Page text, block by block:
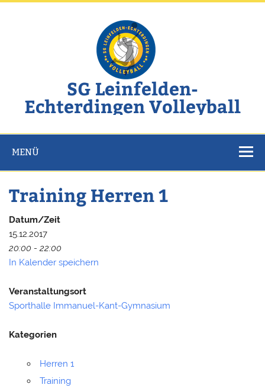
Zum
SG Leinfelden-
Echterdingen Volleyball
MENÜ
Training Herren 1
Datum/Zeit
15.12.2017
20:00 - 22:00
In Kalender speichern
Veranstaltungsort
Sporthalle Immanuel-Kant-Gymnasium
Kategorien
Herren 1
Training